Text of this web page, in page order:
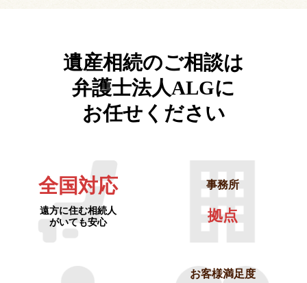
遺産相続のご相談は
弁護士法人ALGに
お任せください
全国対応
遠方に住む相続人
がいても安心
事務所
拠点
お客様満足度